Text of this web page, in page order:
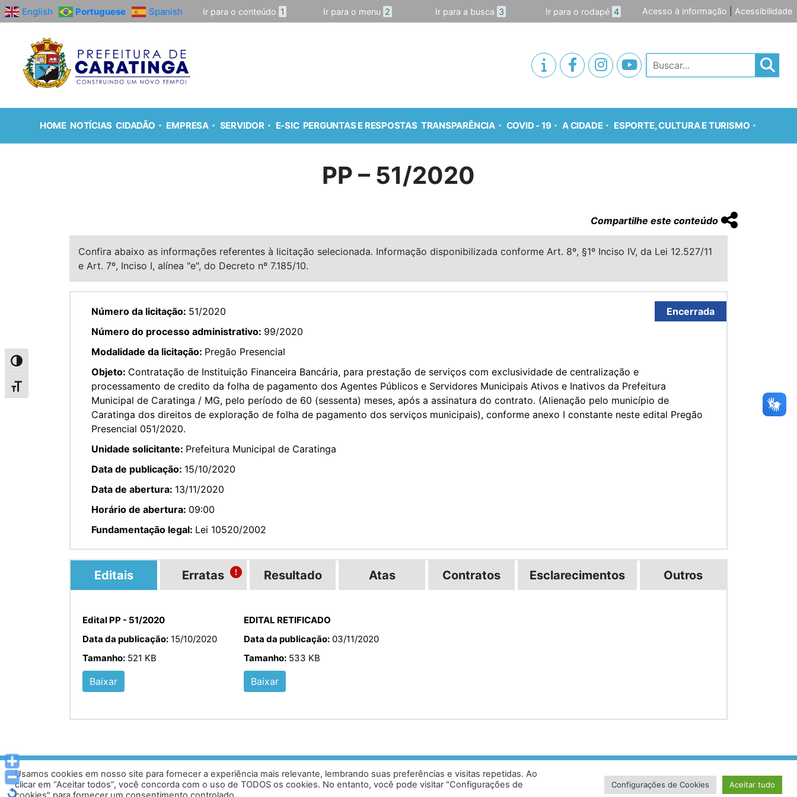
Alternar alto contraste
Alternar tamanho da fonte
English Portuguese Spanish Ir para o conteúdo 1 Ir para o menu 2 Ir para a busca 3 Ir para o rodapé 4 Acesso à informação Acessibilidade
Pesquisar
HOME NOTÍCIAS CIDADÃO EMPRESA SERVIDOR E-SIC PERGUNTAS E RESPOSTAS TRANSPARÊNCIA COVID - 19 A CIDADE ESPORTE, CULTURA E TURISMO
PP – 51/2020
Compartilhe este conteúdo
Confira abaixo as informações referentes à licitação selecionada. Informação disponibilizada conforme Art. 8º, §1º Inciso IV, da Lei 12.527/11
e Art. 7º, Inciso I, alínea "e", do Decreto nº 7.185/10.
Encerrada
Número da licitação: 51/2020
Número do processo administrativo: 99/2020
Modalidade da licitação: Pregão Presencial
Objeto: Contratação de Instituição Financeira Bancária, para prestação de serviços com exclusividade de centralização e
processamento de credito da folha de pagamento dos Agentes Públicos e Servidores Municipais Ativos e Inativos da Prefeitura
Municipal de Caratinga / MG, pelo período de 60 (sessenta) meses, após a assinatura do contrato. (Alienação pelo município de
Caratinga dos direitos de exploração de folha de pagamento dos serviços municipais), conforme anexo I constante neste edital Pregão
Presencial 051/2020.
Unidade solicitante: Prefeitura Municipal de Caratinga
Data de publicação: 15/10/2020
Data de abertura: 13/11/2020
Horário de abertura: 09:00
Fundamentação legal: Lei 10520/2002
Editais Erratas Resultado Atas Contratos Esclarecimentos Outros
Edital PP - 51/2020
Data da publicação: 15/10/2020
Tamanho: 521 KB
Baixar
EDITAL RETIFICADO
Data da publicação:03/11/2020
Tamanho:533 KB
Baixar
Av. Prof. Armando Alves da Silva, nº 1950 - Zacarias, Caratinga - MG - 35302-403 /
Tel: (33) 3329 8000
Desenvolvido por VersaTec
Usamos cookies em nosso site para fornecer a experiência mais relevante, lembrando suas preferências e visitas repetidas. Ao
clicar em “Aceitar todos”, você concorda com o uso de TODOS os cookies. No entanto, você pode visitar "Configurações de
Configurações de Cookies Aceitar tudo